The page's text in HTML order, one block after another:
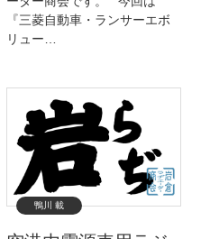
『三菱自動車・ランサーエボ
リュー…
鴨川 載